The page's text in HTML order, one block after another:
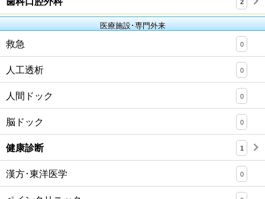
2
医療施設･専門外来
救急 0
人工透析 0
人間ドック 0
脳ドック 0
健康診断 1
漢方･東洋医学 0